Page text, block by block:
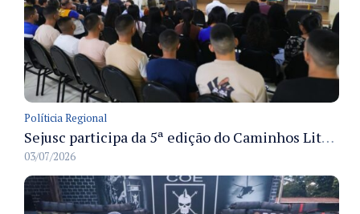
Políticia Regional
Sejusc participa da 5ª edição do Caminhos Literários com foco na cultura hip-hop nas unidades socioeducativas
03/07/2026